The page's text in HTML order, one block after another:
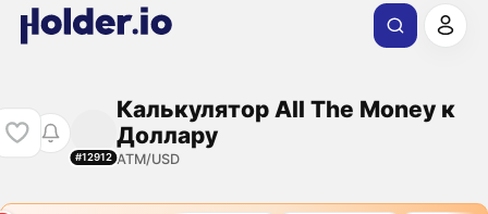
#12912
Калькулятор All The Money к
Доллару
ATM/USD